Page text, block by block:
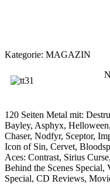
Kategorie: MAGAZIN
120 Seiten Metal mit:
Bayley, Asphyx,
Chaser, Nodfyr, Sceptor,
Icon of Sin, Cervet,
Aces: Contrast, Sirius
Behind the Scenes
Special, CD Reviews,